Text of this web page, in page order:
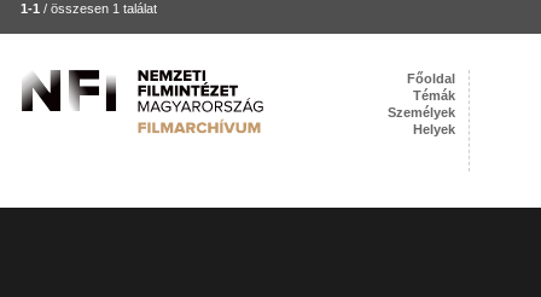
1-1 / összesen 1 találat
Főoldal
Témák
Személyek
Helyek